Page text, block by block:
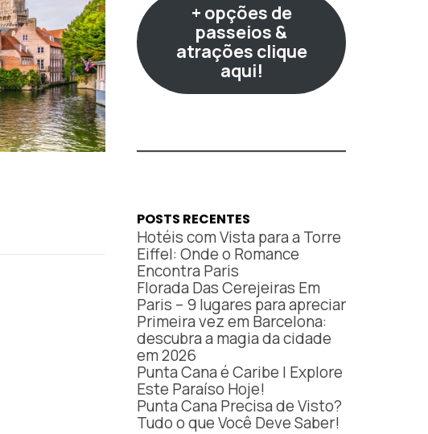
+ opções de
passeios &
atrações clique
aqui!
POSTS RECENTES
Hotéis com Vista para a Torre
Eiffel: Onde o Romance
Encontra Paris
Florada Das Cerejeiras Em
Paris – 9 lugares para apreciar
Primeira vez em Barcelona:
descubra a magia da cidade
em 2026
Punta Cana é Caribe | Explore
Este Paraíso Hoje!
Punta Cana Precisa de Visto?
Tudo o que Você Deve Saber!